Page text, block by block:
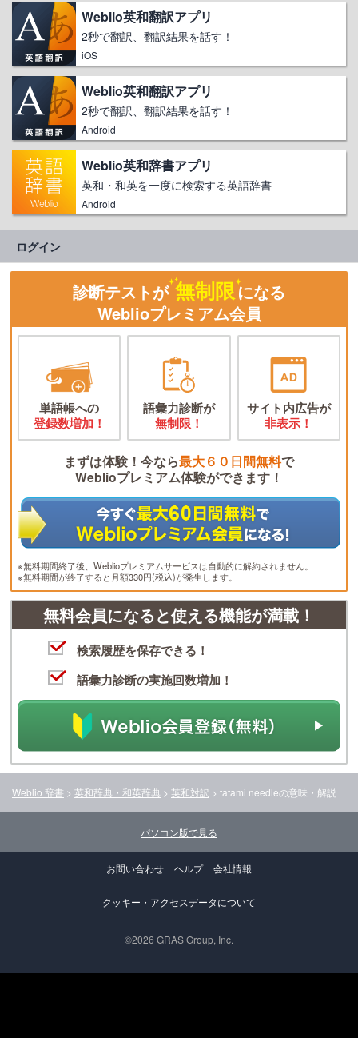
Weblio英和翻訳アプリ
2秒で翻訳、翻訳結果を話す！
iOS
Weblio英和翻訳アプリ
2秒で翻訳、翻訳結果を話す！
Android
Weblio英和辞書アプリ
英和・和英を一度に検索する英語辞書
Android
ログイン
診断テストが 無制限になる
Weblioプレミアム会員
単語帳への
登録数増加！
語彙力診断が
無制限！
サイト内広告が
非表示！
まずは体験！今なら最大６０日間無料で
Weblioプレミアム体験ができます！
※無料期間終了後、Weblioプレミアムサービスは自動的に解約されません。
※無料期間が終了すると月額330円(税込)が発生します。
無料会員になると使える機能が満載！
検索履歴を保存できる！
語彙力診断の実施回数増加！
Weblio 辞書 > 英和辞典・和英辞典 > 英和対訳 > tatami needleの意味・解説
パソコン版で見る
お問い合わせ ヘルプ 会社情報
クッキー・アクセスデータについて
©2026 GRAS Group, Inc.